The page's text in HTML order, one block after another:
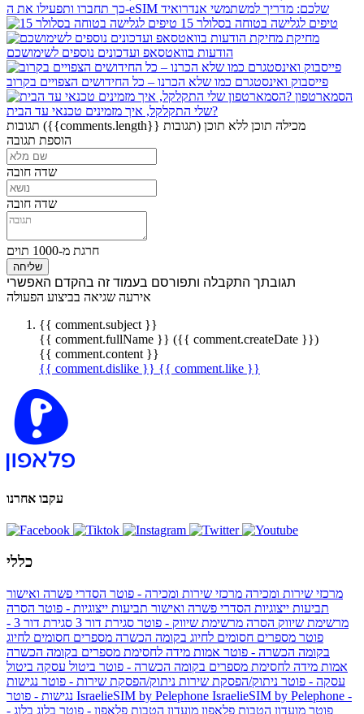
כך תחברו ותפעילו את ה-eSIM שלכם: מדריך למשתמשי אנדרואיד
15 טיפים לגלישה בטוחה בסלולר
מחיקת
הודעות בוואטסאפ ועדכונים נוספים לשימושכם
פייסבוק ואינסטגרם כמו שלא הכרנו – כל החידושים הצפויים בקרוב
הסמארטפון
שלי התקלקל, איך מזמינים טכנאי עד הבית?
תגובות
({{comments.length}} תגובות) מכילה תוכן ללא תוכן
הוספת תגובה
שדה חובה
שדה חובה
חרגת מ-1000 תוים
שליחה
תגובתך התקבלה ותפורסם בעמוד זה בהקדם האפשרי
אירעה שגיאה בביצוע הפעולה
{{ comment.subject }}
{{ comment.fullName }} ({{ comment.createDate }})
{{ comment.content }}
{{ comment.dislike }} {{ comment.like }}
עקבו אחרנו
כללי
מרכזי שירות ומכירה מרכזי שירות ומכירה - פוטר הסדרי פשרה ואישור
תביעות ייצוגיות הסדרי פשרה ואישור תביעות ייצוגיות - פוטר הסרה
מרשימת שיווק הסרה מרשימת שיווק - פוטר סגירת דור 3
סגירת דור 3 -
פוטר מספרים חסומים לחיוג בקומה הכשרה מספרים חסומים לחיוג
בקומה הכשרה - פוטר אמות מידה לחסימת מספרים בקומה הכשרה
אמות מידה לחסימת מספרים בקומה הכשרה - פוטר ביטול עסקה ביטול
עסקה - פוטר ניתוק/הפסקת שירות ניתוק/הפסקת שירות - פוטר נגישות
IsraelieSIM by Pelephone IsraelieSIM by Pelephone -
פוטר מועדון הטבות פלאפון מועדון הטבות פלאפון - פוטר בלוג בלוג -